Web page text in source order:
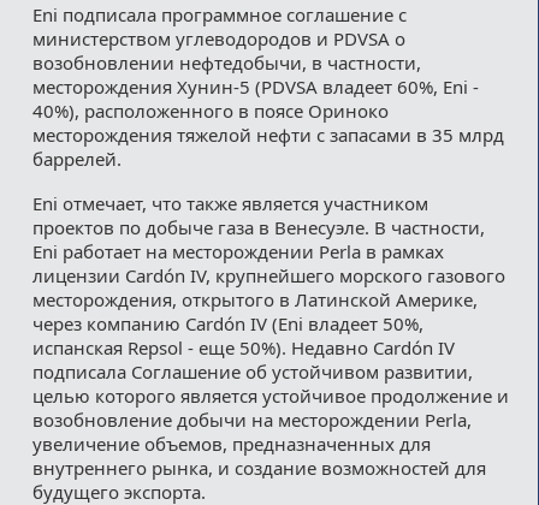
Eni подписала программное соглашение с
министерством углеводородов и PDVSA о
возобновлении нефтедобычи, в частности,
месторождения Хунин-5 (PDVSA владеет 60%, Eni -
40%), расположенного в поясе Ориноко
месторождения тяжелой нефти с запасами в 35 млрд
баррелей.
Eni отмечает, что также является участником
проектов по добыче газа в Венесуэле. В частности,
Eni работает на месторождении Perla в рамках
лицензии Cardón IV, крупнейшего морского газового
месторождения, открытого в Латинской Америке,
через компанию Cardón IV (Eni владеет 50%,
испанская Repsol - еще 50%). Недавно Cardón IV
подписала Соглашение об устойчивом развитии,
целью которого является устойчивое продолжение и
возобновление добычи на месторождении Perla,
увеличение объемов, предназначенных для
внутреннего рынка, и создание возможностей для
будущего экспорта.